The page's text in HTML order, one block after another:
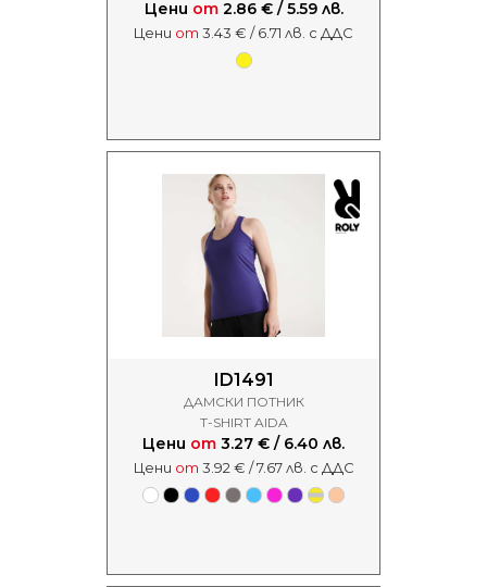
Цени от2.86 € / 5.59 лв.
Цени от 3.43 € / 6.71 лв. с ДДС
ID1491
ДАМСКИ ПОТНИК
T-SHIRT AIDA
Цени от 3.27 € / 6.40 лв.
Цени от 3.92 € / 7.67 лв. с ДДС